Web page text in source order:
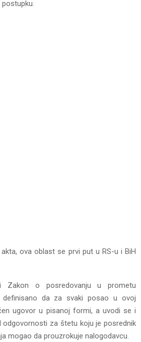
ova oblast se prvi put u RS-u i BiH
Zakon o posredovanju u prometu
definisano da za svaki posao u ovoj
ugovor u pisanoj formi, a uvodi se i
odgovornosti za štetu koju je posrednik
mogao da prouzrokuje nalogodavcu.